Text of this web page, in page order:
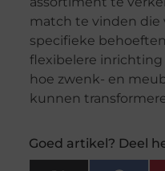
match te vinden die
specifieke
flexibelere
hoe zwenk- en
kunnen
Goed artikel? Deel